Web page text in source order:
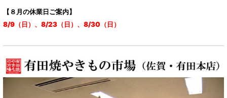
【８月の休業日ご案内】
8/9（日）、8/23（日）、8/30（日）